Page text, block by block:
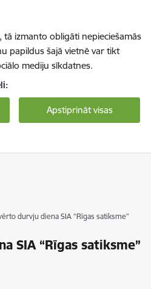
izmanto obligāti nepieciešamās
papildus šajā vietnē var tikt
mediju sīkdatnes.
Apstiprināt visas
durvju diena SIA “Rīgas satiksme”
SIA “Rīgas satiksme”